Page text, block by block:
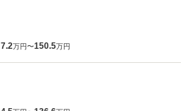
7.2万円〜150.5万円